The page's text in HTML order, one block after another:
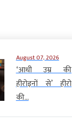
August 07, 2026
‘आधी उम्र की
हीरोइनों से’ हीरो
की...